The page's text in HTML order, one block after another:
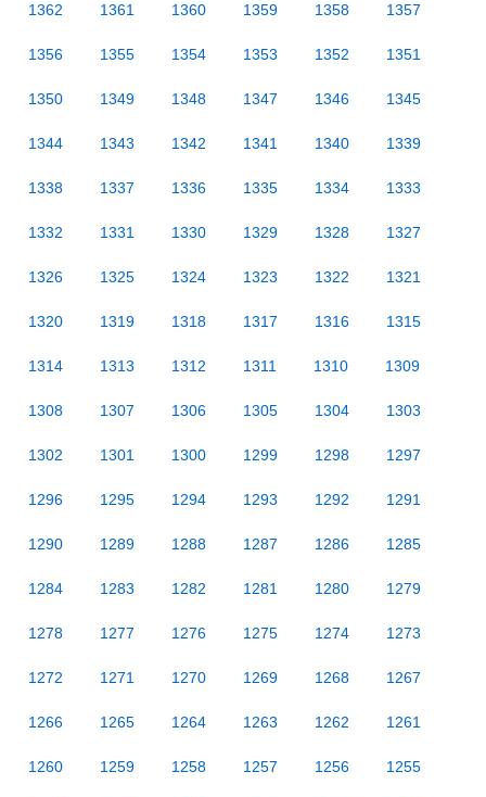
1362 1361 1360 1359 1358 1357
1356 1355 1354 1353 1352 1351
1350 1349 1348 1347 1346 1345
1344 1343 1342 1341 1340 1339
1338 1337 1336 1335 1334 1333
1332 1331 1330 1329 1328 1327
1326 1325 1324 1323 1322 1321
1320 1319 1318 1317 1316 1315
1314 1313 1312 1311 1310 1309
1308 1307 1306 1305 1304 1303
1302 1301 1300 1299 1298 1297
1296 1295 1294 1293 1292 1291
1290 1289 1288 1287 1286 1285
1284 1283 1282 1281 1280 1279
1278 1277 1276 1275 1274 1273
1272 1271 1270 1269 1268 1267
1266 1265 1264 1263 1262 1261
1260 1259 1258 1257 1256 1255